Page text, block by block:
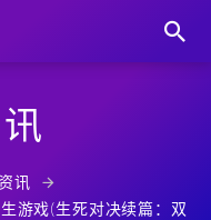
讯
游戏(生死对决续篇：双